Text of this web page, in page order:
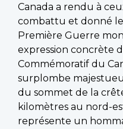
Canada a rendu à
combattu et donné
Première Guerre
expression concrète
Commémoratif du
surplombe
du sommet de la
kilomètres au nord-
représente un